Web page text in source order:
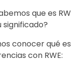
que es
significado?
conocer qué
con RWE: